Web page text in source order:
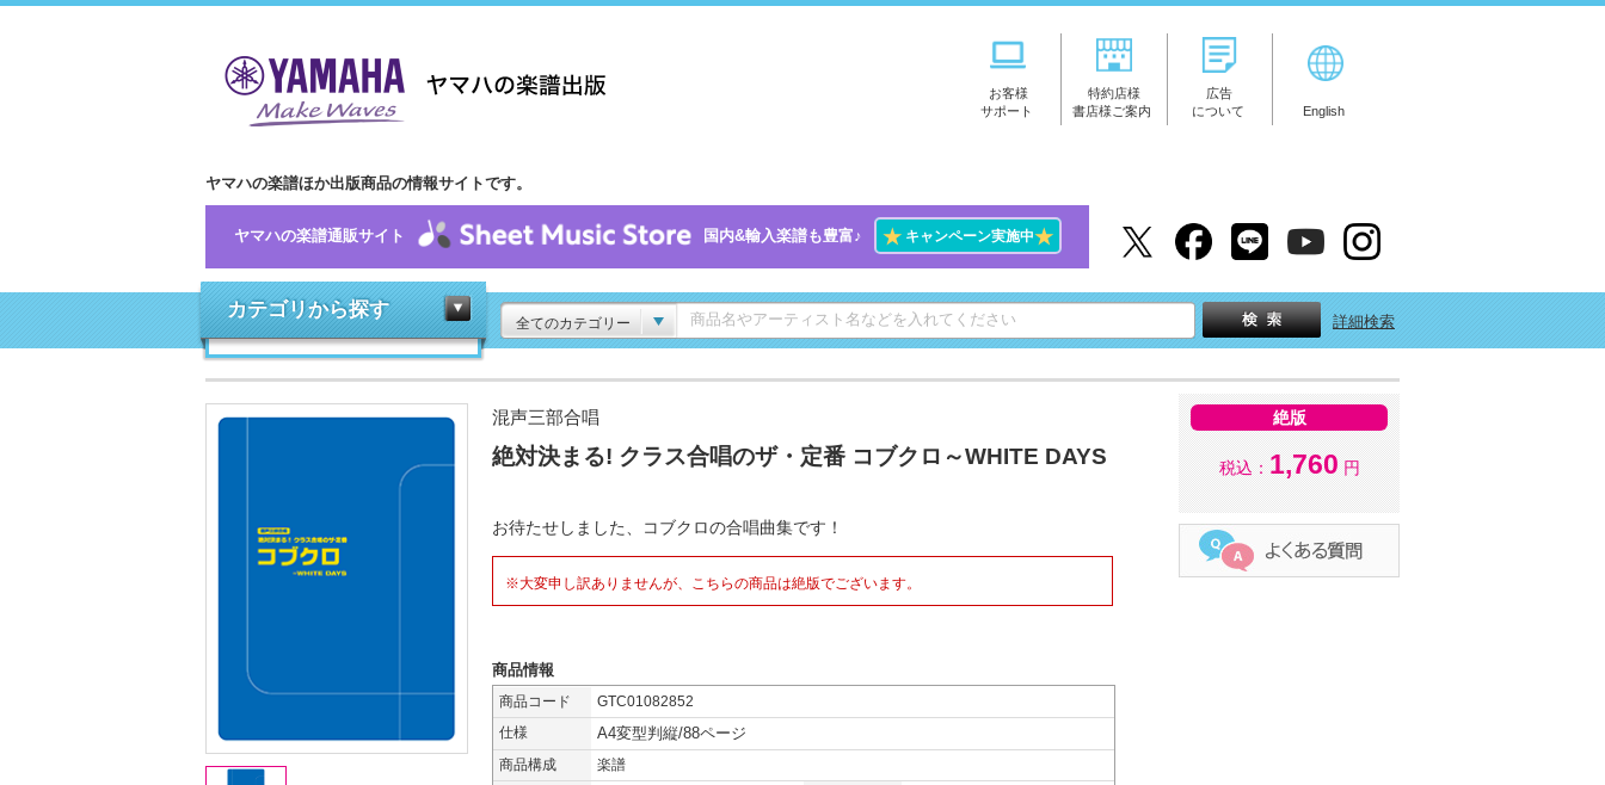
お客様
サポート
特約店様
書店様ご案内
広告
について
English
ヤマハの楽譜ほか出版商品の情報サイトです。
ヤマハの楽譜通販サイト 国内&輸入楽譜も豊富♪ ★キャンペーン実施中★
カテゴリから探す
全てのカテゴリー 詳細検索
混声三部合唱
絶対決まる! クラス合唱のザ・定番 コブクロ～WHITE DAYS
お待たせしました、コブクロの合唱曲集です！
※大変申し訳ありませんが、こちらの商品は絶版でございます。
商品情報
商品コード
GTC01082852
仕様
A4変型判縦/88ページ
商品構成
楽譜
絶版
税込： 1,760 円